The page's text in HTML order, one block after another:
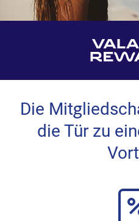
Die
die Tür zu